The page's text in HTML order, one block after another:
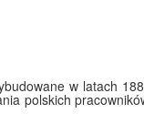
w latach
polskich